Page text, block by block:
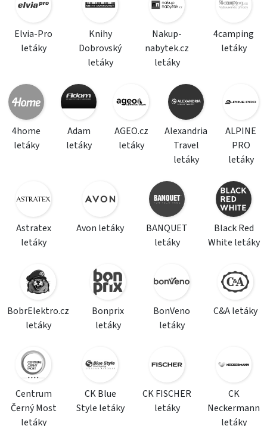
Elvia-Pro
letáky
Knihy
Dobrovský
letáky
Nakup-
nabytek.cz
letáky
4camping
letáky
4home
letáky
Adam
letáky
AGEO.cz
letáky
Alexandria
Travel
letáky
ALPINE
PRO
letáky
Astratex
letáky
Avon letáky
BANQUET
letáky
Black Red
White letáky
BobrElektro.cz
letáky
Bonprix
letáky
BonVeno
letáky
C&A letáky
Centrum
Černý Most
letáky
CK Blue
Style letáky
CK FISCHER
letáky
CK
Neckermann
letáky